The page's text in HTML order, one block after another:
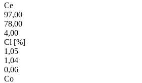
Ce
97,00
78,00
4,00
Cl [%]
1,05
1,04
0,06
Co